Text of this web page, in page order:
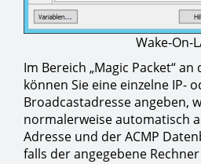
Wake-On-
Im Bereich „Magic Packet“ an
können Sie eine einzelne IP-
Broadcastadresse angeben,
normalerweise automatisch
Adresse und der ACMP
falls der angegebene